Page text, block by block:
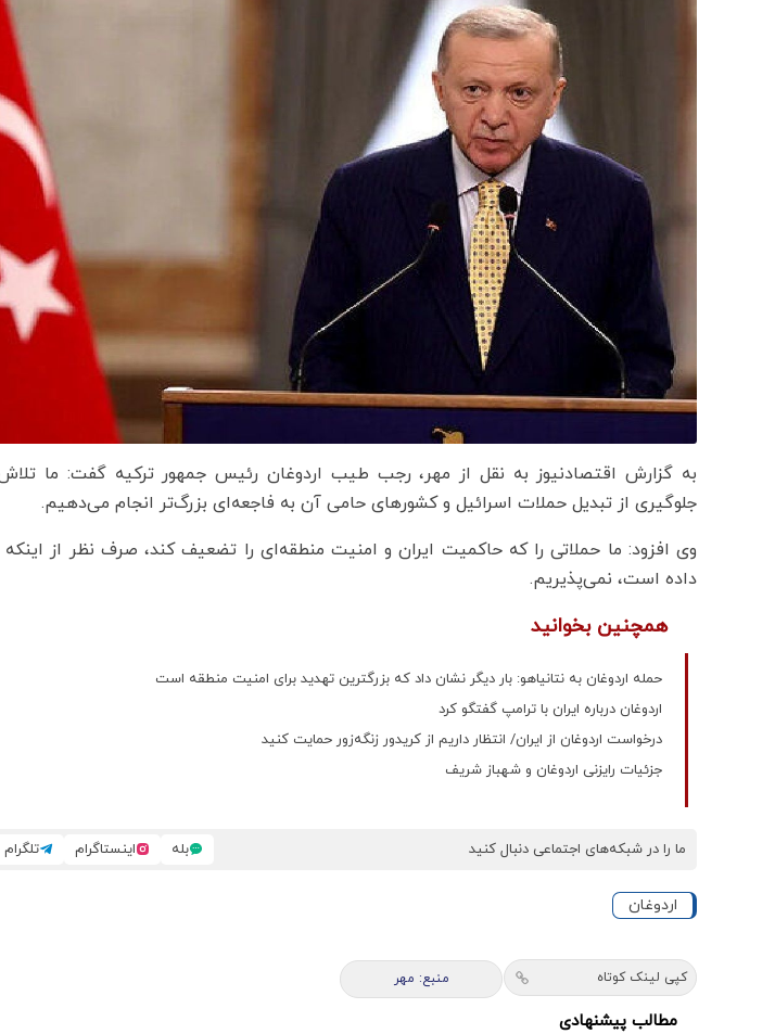
به گزارش اقتصادنیوز به نقل از مهر، رجب طیب اردوغان رئیس جمهور ترکیه گفت: ما
جلوگیری از تبدیل حملات اسرائیل و کشورهای حامی آن به فاجعه‌ای بزرگ‌تر انجام می‌دهیم.
وی افزود: ما حملاتی را که حاکمیت ایران و امنیت منطقه‌ای را تضعیف کند، صرف نظر از
داده است، نمی‌پذیریم.
همچنین بخوانید
حمله اردوغان به نتانیاهو: بار دیگر نشان داد که بزرگترین تهدید برای امنیت منطقه است
اردوغان درباره ایران با ترامپ گفتگو کرد
درخواست اردوغان از ایران/ انتظار داریم از کریدور زنگه‌زور حمایت کنید
جزئیات رایزنی اردوغان و شهباز شریف
ما را در شبکه‌های اجتماعی دنبال کنید بله اینستاگرام تلگرام
اردوغان
کپی لینک کوتاه منبع: مهر
مطالب پیشنهادی